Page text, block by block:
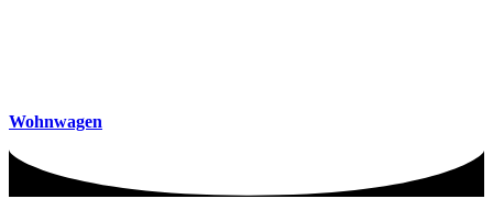
Wohnwagen